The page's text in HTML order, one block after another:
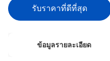
รับราคาที่ดีที่สุด
ข้อมูลรายละเอียด